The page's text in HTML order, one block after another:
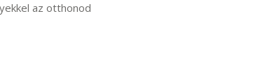
az otthonod